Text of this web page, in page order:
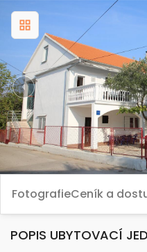
Previous
FotografieCeník a
POPIS UBYTOVACÍ